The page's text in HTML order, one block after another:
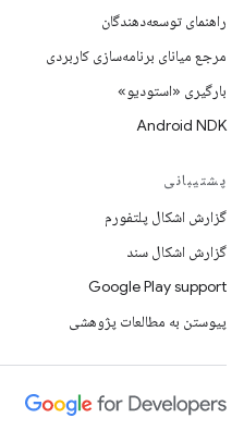
راهنمای توسعه‌دهندگان
مرجع میانای برنامه‌سازی کاربردی
بارگیری «استودیو»
Android NDK
پشتیبانی
گزارش اشکال پلتفورم
گزارش اشکال سند
Google Play support
پیوستن به مطالعات پژوهشی